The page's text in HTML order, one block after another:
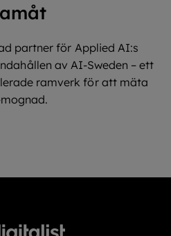
partner för Applied AI:s
av AI-Sweden – ett
ramverk för att mäta